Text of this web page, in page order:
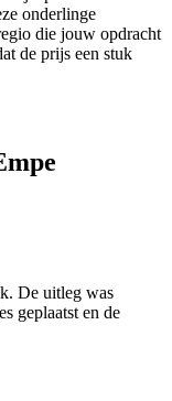
onderlinge
die jouw opdracht
de prijs een stuk
De uitleg was
geplaatst en de